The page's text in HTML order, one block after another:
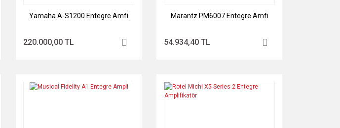
Yamaha A-S1200 Entegre Amfi
220.000,00 TL
Marantz PM6007 Entegre Amfi
54.934,40 TL